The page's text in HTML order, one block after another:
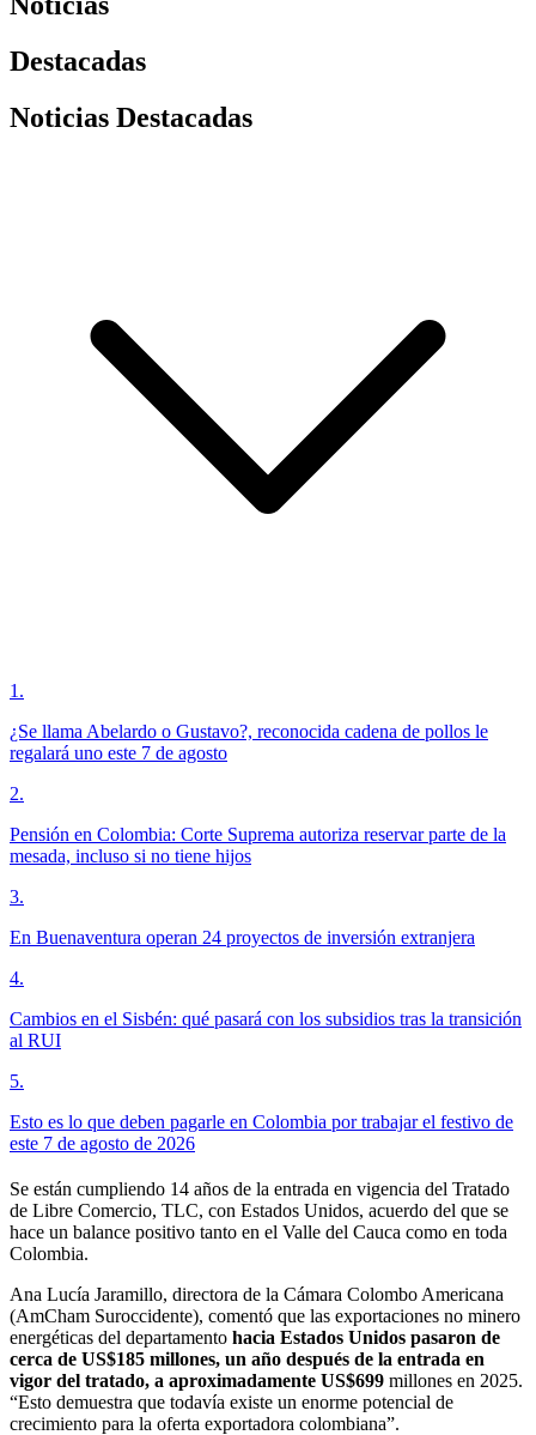
Destacadas
Noticias Destacadas
1 .
¿Se llama Abelardo o Gustavo?, reconocida cadena de pollos le
regalará uno este 7 de agosto
2.
Pensión en Colombia: Corte Suprema autoriza reservar parte de la
mesada, incluso si no tiene hijos
3.
En Buenaventura operan 24 proyectos de inversión extranjera
4.
Cambios en el Sisbén: qué pasará con los subsidios tras la transición
al RUI
5.
Esto es lo que deben pagarle en Colombia por trabajar el festivo de
este 7 de agosto de 2026
Se están cumpliendo 14 años de la entrada en vigencia del Tratado
de Libre Comercio, TLC, con Estados Unidos, acuerdo del que se
hace un balance positivo tanto en el Valle del Cauca como en toda
Colombia.
Ana Lucía Jaramillo, directora de la Cámara Colombo Americana
(AmCham Suroccidente), comentó que las exportaciones no minero
energéticas del departamento hacia Estados Unidos pasaron de
cerca de US$185 millones, un año después de la entrada en
vigor del tratado, a aproximadamente US$699 millones en 2025.
“Esto demuestra que todavía existe un enorme potencial de
crecimiento para la oferta exportadora colombiana”.